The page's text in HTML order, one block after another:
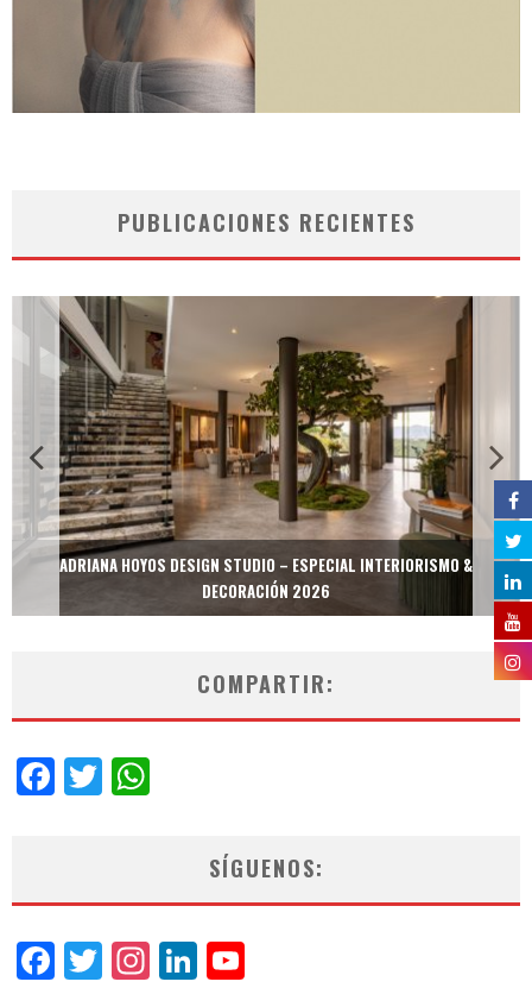
PUBLICACIONES RECIENTES
ADRIANA HOYOS DESIGN STUDIO – ESPECIAL INTERIORISMO &
DECORACIÓN 2026
COMPARTIR:
Facebook
Twitter
SÍGUENOS:
Facebook
Twitter
Instagram
LinkedIn